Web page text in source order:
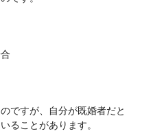
ですが、自分が既婚者だと
ることがあります。